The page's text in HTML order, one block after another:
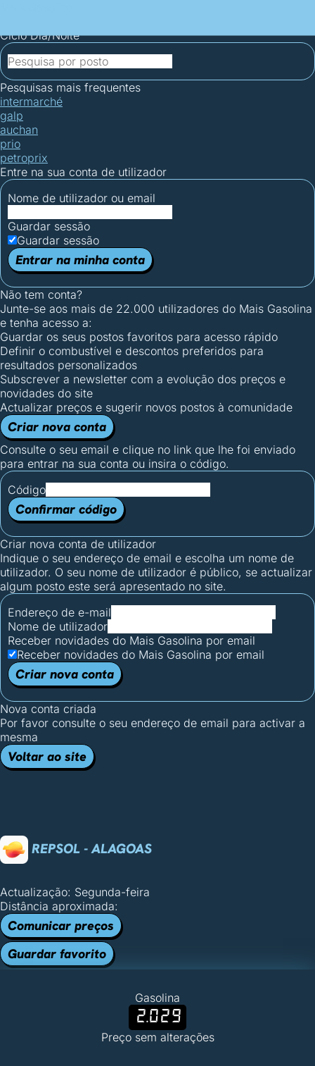
Ciclo Dia/Noite
Pesquisas mais frequentes
intermarché
galp
auchan
prio
petroprix
Entre na sua conta de utilizador
Nome de utilizador ou email
Guardar sessão
Guardar sessão
Entrar na minha conta
Não tem conta?
Junte-se aos mais de 22.000 utilizadores do Mais Gasolina
e tenha acesso a:
Guardar os seus postos favoritos para acesso rápido
Definir o combustível e descontos preferidos para
resultados personalizados
Subscrever a newsletter com a evolução dos preços e
novidades do site
Actualizar preços e sugerir novos postos à comunidade
Criar nova conta
Consulte o seu email e clique no link que lhe foi enviado
para entrar na sua conta ou insira o código.
Código
Confirmar código
Criar nova conta de utilizador
Indique o seu endereço de email e escolha um nome de
utilizador. O seu nome de utilizador é público, se actualizar
algum posto este será apresentado no site.
Endereço de e-mail
Nome de utilizador
Receber novidades do Mais Gasolina por email
Receber novidades do Mais Gasolina por email
Criar nova conta
Nova conta criada
Por favor consulte o seu endereço de email para activar a
mesma
Voltar ao site
REPSOL - ALAGOAS
Actualização: Segunda-feira
Distância aproximada:
Comunicar preços
Guardar favorito
Gasolina
2.029
Preço sem alterações